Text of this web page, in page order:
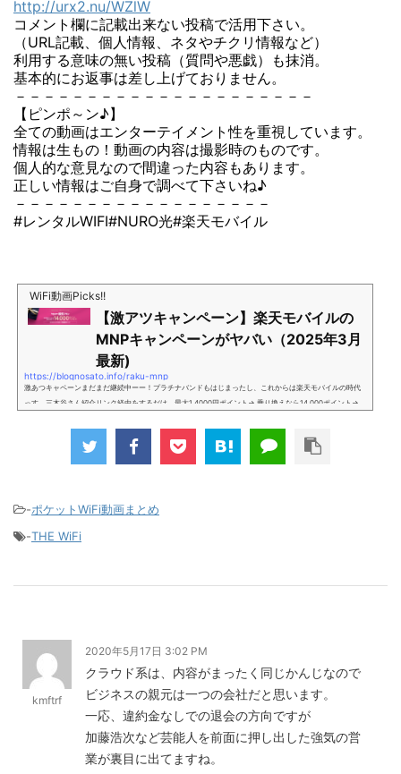
http://urx2.nu/WZlW
コメント欄に記載出来ない投稿で活用下さい。
（URL記載、個人情報、ネタやチクリ情報など）
利用する意味の無い投稿（質問や悪戯）も抹消。
基本的にお返事は差し上げておりません。
－－－－－－－－－－－－－－－－－－－－－
【ピンポ～ン♪】
全ての動画はエンターテイメント性を重視しています。
情報は生もの！動画の内容は撮影時のものです。
個人的な意見なので間違った内容もあります。
正しい情報はご自身で調べて下さいね♪
－－－－－－－－－－－－－－－－－－
#レンタルWIFI#NURO光#楽天モバイル
WiFi動画Picks!!
【激アツキャンペーン】楽天モバイルの
MNPキャンペーンがヤバい（2025年3月
最新)
https://blognosato.info/raku-mnp
激あつキャペーンまだまだ継続中ーー！プラチナバンドもはじまったし、これからは楽天モバイルの時代
っす。三木谷さん紹介リンク経由をするだけ。最大1,4000円ポイント→ 乗り換えなら14,000ポイント→
け」とも思えるポイントばら撒きキャンペーンを発動してきました。■キャンペーン概要三木谷社長の特
別招待ページから楽天モバイ...
-ポケットWiFi動画まとめ
-THE WiFi
kmftrf
2020年5月17日 3:02 PM
クラウド系は、内容がまったく同じかんじなので
ビジネスの親元は一つの会社だと思います。
一応、違約金なしでの退会の方向ですが
加藤浩次など芸能人を前面に押し出した強気の営
業が裏目に出てますね。